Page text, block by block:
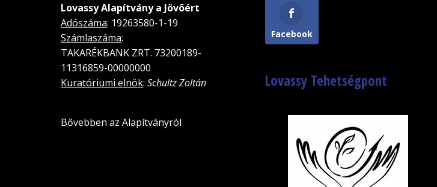
Lovassy Alapítvány a Jövõért
Adószáma: 19263580-1-19
Számlaszáma:
TAKARÉKBANK ZRT. 73200189-
11316859-00000000
Kuratóriumi elnök:Schultz Zoltán
Bővebben az Alapítványról
Facebook
Lovassy Tehetségpont